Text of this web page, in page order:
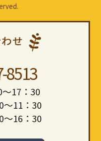
8513
17：30
～11：30
～16：30